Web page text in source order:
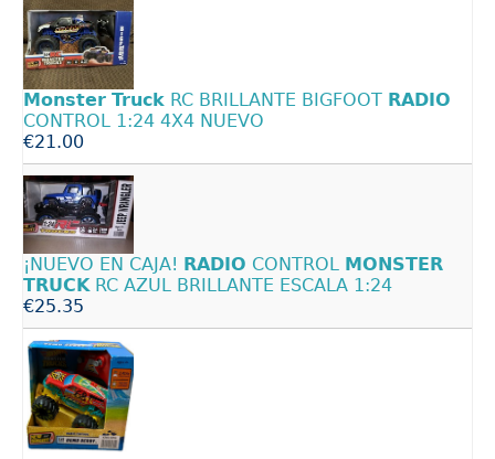
Monster Truck RC BRILLANTE BIGFOOT RADIO
CONTROL 1:24 4X4 NUEVO
€21.00
¡NUEVO EN CAJA! RADIO CONTROL MONSTER
TRUCKRC AZUL BRILLANTE ESCALA 1:24
€25.35